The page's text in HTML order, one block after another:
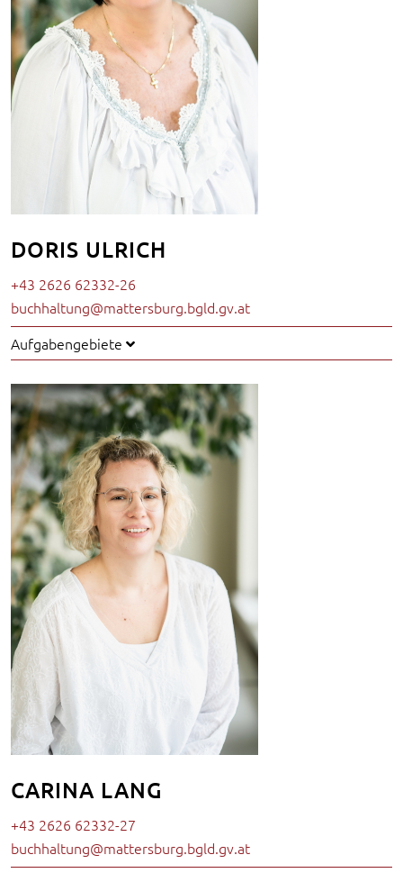
DORIS ULRICH
+43 2626 62332-26
buchhaltung@mattersburg.bgld.gv.at
Aufgabengebiete
CARINA LANG
+43 2626 62332-27
buchhaltung@mattersburg.bgld.gv.at